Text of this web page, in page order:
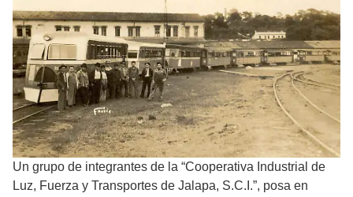
Un grupo de integrantes de la “Cooperativa Industrial de
Luz, Fuerza y Transportes de Jalapa, S.C.I.”, posa en